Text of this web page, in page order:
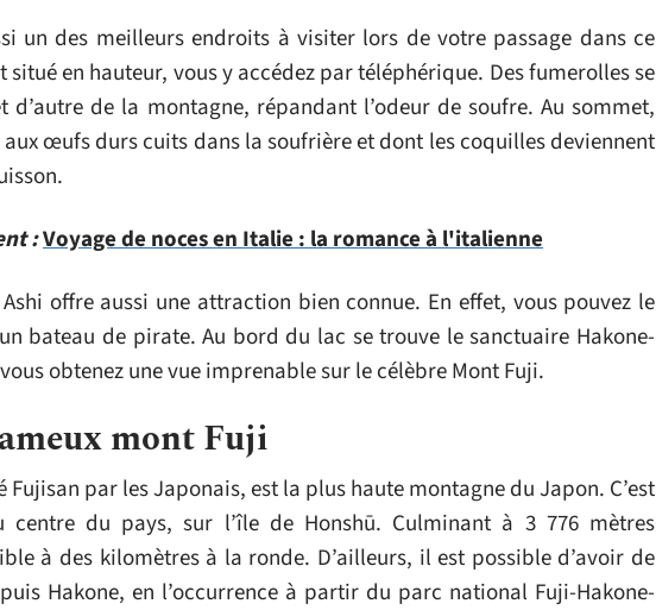
un des meilleurs endroits à visiter lors de votre passage dans ce
situé en hauteur, vous y accédez par téléphérique. Des fumerolles se
d’autre de la montagne, répandant l’odeur de soufre. Au sommet,
œufs durs cuits dans la soufrière et dont les coquilles deviennent
:Voyage de noces en Italie : la romance à l'italienne
offre aussi une attraction bien connue. En effet, vous pouvez le
bateau de pirate. Au bord du lac se trouve le sanctuaire Hakone-
obtenez une vue imprenable sur le célèbre Mont Fuji.
mont Fuji
Fujisan par les Japonais, est la plus haute montagne du Japon. C’est
centre du pays, sur l’île de Honshū. Culminant à 3 776 mètres
à des kilomètres à la ronde. D’ailleurs, il est possible d’avoir de
Hakone, en l’occurrence à partir du parc national Fuji-Hakone-